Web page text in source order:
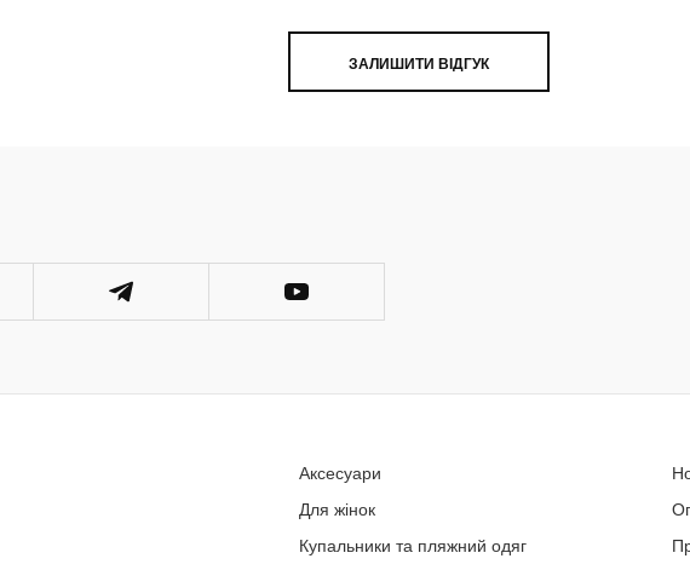
ЗАЛИШИТИ ВІДГУК
Аксесуари
Для жінок
Купальники та пляжний одяг